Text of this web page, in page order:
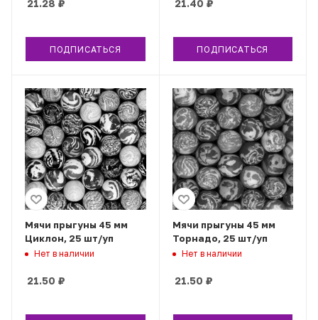
21.28 ₽
ПОДПИСАТЬСЯ
21.40 ₽
ПОДПИСАТЬСЯ
Мячи прыгуны 45 мм
Циклон, 25 шт/уп
Нет в наличии
21.50 ₽
Мячи прыгуны 45 мм
Торнадо, 25 шт/уп
Нет в наличии
21.50 ₽